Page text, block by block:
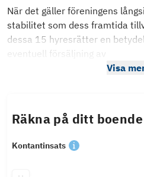
När det gäller föreningens
stabilitet som dess framtida
dessa 15 hyresrätter en
eventuell försäljning av
Visa
Räkna på ditt boende
Kontantinsats